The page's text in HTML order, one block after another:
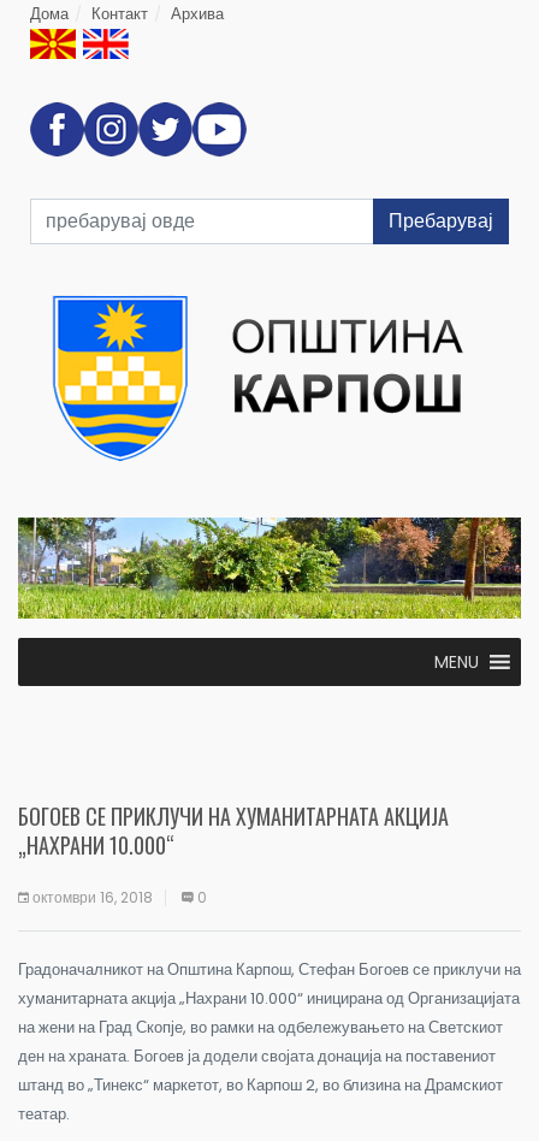
Дома Контакт Архива
Пребарувај
MENU
БОГОЕВ СЕ ПРИКЛУЧИ НА ХУМАНИТАРНАТА АКЦИЈА
„НАХРАНИ 10.000“
октомври 16, 2018 0
Градоначалникот на Општина Карпош, Стефан Богоев се приклучи на
хуманитарната акција „Нахрани 10.000“ иницирана од Организацијата
на жени на Град Скопје, во рамки на одбележувањето на Светскиот
ден на храната. Богоев ја додели својата донација на поставениот
штанд во „Тинекс“ маркетот, во Карпош 2, во близина на Драмскиот
театар.